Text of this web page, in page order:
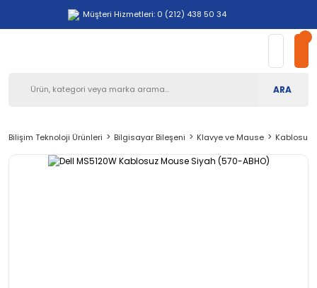
Müşteri Hizmetleri: 0 (212) 438 50 34
ARA
Bilişim Teknoloji Ürünleri Bilgisayar Bileşeni Klavye ve Mause Kablosuz